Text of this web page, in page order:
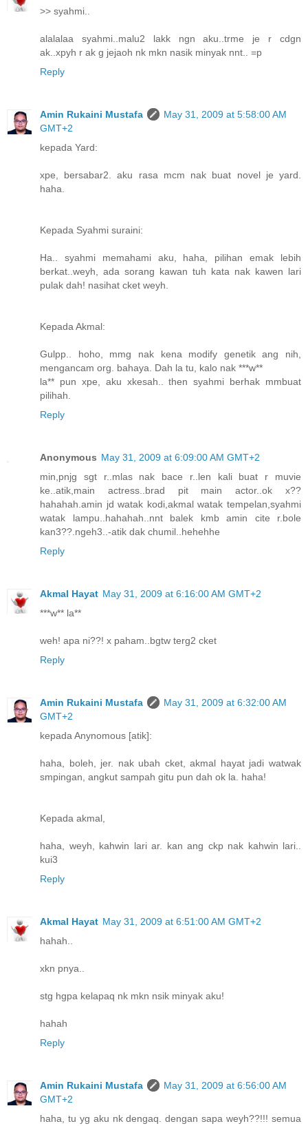
>> syahmi..
alalalaa syahmi..malu2 lakk ngn aku..trme je r cdgn
ak..xpyh r ak g jejaoh nk mkn nasik minyak nnt.. =p
Reply
Amin Rukaini Mustafa
May 31, 2009 at 5:58:00 AM
GMT+2
kepada Yard:
xpe, bersabar2. aku rasa mcm nak buat novel je yard.
haha.
Kepada Syahmi suraini:
Ha.. syahmi memahami aku, haha, pilihan emak lebih
berkat..weyh, ada sorang kawan tuh kata nak kawen lari
pulak dah! nasihat cket weyh.
Kepada Akmal:
Gulpp.. hoho, mmg nak kena modify genetik ang nih,
mengancam org. bahaya. Dah la tu, kalo nak ***w**
la** pun xpe, aku xkesah.. then syahmi berhak mmbuat
pilihah.
Reply
Anonymous May 31, 2009 at 6:09:00 AM GMT+2
min,pnjg sgt r..mlas nak bace r..len kali buat r muvie
ke..atik,main actress..brad pit main actor..ok x??
hahahah.amin jd watak kodi,akmal watak tempelan,syahmi
watak lampu..hahahah..nnt balek kmb amin cite r.bole
kan3??.ngeh3..-atik dak chumil..hehehhe
Reply
Akmal Hayat May 31, 2009 at 6:16:00 AM GMT+2
***w** la**
weh! apa ni??! x paham..bgtw terg2 cket
Reply
Amin Rukaini Mustafa
May 31, 2009 at 6:32:00 AM
GMT+2
kepada Anynomous [atik]:
haha, boleh, jer. nak ubah cket, akmal hayat jadi watwak
smpingan, angkut sampah gitu pun dah ok la. haha!
Kepada akmal,
haha, weyh, kahwin lari ar. kan ang ckp nak kahwin lari..
kui3
Reply
Akmal Hayat May 31, 2009 at 6:51:00 AM GMT+2
hahah..
xkn pnya..
stg hgpa kelapaq nk mkn nsik minyak aku!
hahah
Reply
Amin Rukaini Mustafa
May 31, 2009 at 6:56:00 AM
GMT+2
haha, tu yg aku nk dengaq. dengan sapa weyh??!!! semua